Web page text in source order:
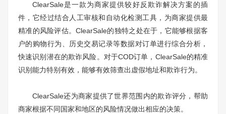
ClearSale是一款为商家提供较好反欺诈解决方案的插
件，它经过结合人工审核和自动化检测工具，为商家提供最
精准的风险评估。ClearSale的独特之处在于，它能够根据客
户的购物行为、历史交易记录等数据对订单进行综合分析，
快速识别潜在的欺诈风险。对于COD订单，ClearSale的精准
识别能力特别有效，能够有效筛查出虚假地址和欺诈行为。
ClearSale还为商家提供了世界范围内的欺诈评分，帮助
商家根据不同国家和地区的风险情况做出相应的决策。